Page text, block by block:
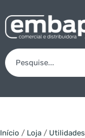
Início / Loja / Utilidades